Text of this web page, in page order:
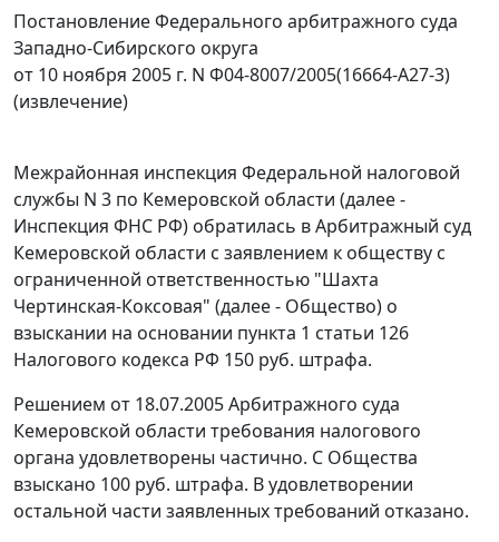
Постановление Федерального арбитражного суда
Западно-Сибирского округа
от 10 ноября 2005 г. N Ф04-8007/2005(16664-А27-3)
(извлечение)
Межрайонная инспекция Федеральной налоговой
службы N 3 по Кемеровской области (далее -
Инспекция ФНС РФ) обратилась в Арбитражный суд
Кемеровской области с заявлением к обществу с
ограниченной ответственностью "Шахта
Чертинская-Коксовая" (далее - Общество) о
взыскании на основании пункта 1 статьи 126
Налогового кодекса РФ 150 руб. штрафа.
Решением от 18.07.2005 Арбитражного суда
Кемеровской области требования налогового
органа удовлетворены частично. С Общества
взыскано 100 руб. штрафа. В удовлетворении
остальной части заявленных требований отказано.